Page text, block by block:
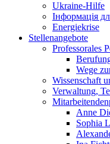
Ukraine-Hilfe
Інформація
Energiekrise
Stellenangebote
Professorales
Wege
Wissenschaft
Verwaltung,
Anne
Sophia